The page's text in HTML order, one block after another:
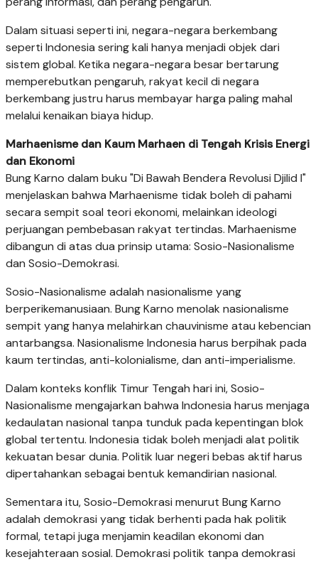
Dalam situasi seperti ini, negara-negara berkembang
seperti Indonesia sering kali hanya menjadi objek dari
sistem global. Ketika negara-negara besar bertarung
memperebutkan pengaruh, rakyat kecil di negara
berkembang justru harus membayar harga paling mahal
melalui kenaikan biaya hidup.
Marhaenisme dan Kaum Marhaen di Tengah Krisis Energi
dan Ekonomi
Bung Karno dalam buku "Di Bawah Bendera Revolusi Djilid I"
menjelaskan bahwa Marhaenisme tidak boleh di pahami
secara sempit soal teori ekonomi, melainkan ideologi
perjuangan pembebasan rakyat tertindas. Marhaenisme
dibangun di atas dua prinsip utama: Sosio-Nasionalisme
dan Sosio-Demokrasi.
Sosio-Nasionalisme adalah nasionalisme yang
berperikemanusiaan. Bung Karno menolak nasionalisme
sempit yang hanya melahirkan chauvinisme atau kebencian
antarbangsa. Nasionalisme Indonesia harus berpihak pada
kaum tertindas, anti-kolonialisme, dan anti-imperialisme.
Dalam konteks konflik Timur Tengah hari ini, Sosio-
Nasionalisme mengajarkan bahwa Indonesia harus menjaga
kedaulatan nasional tanpa tunduk pada kepentingan blok
global tertentu. Indonesia tidak boleh menjadi alat politik
kekuatan besar dunia. Politik luar negeri bebas aktif harus
dipertahankan sebagai bentuk kemandirian nasional.
Sementara itu, Sosio-Demokrasi menurut Bung Karno
adalah demokrasi yang tidak berhenti pada hak politik
formal, tetapi juga menjamin keadilan ekonomi dan
kesejahteraan sosial. Demokrasi politik tanpa demokrasi